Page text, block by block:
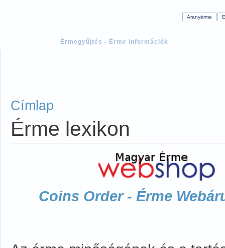
Érmegyűjtés - Érme információk
Aranyérme
Címlap
Érme lexikon
Coins Order - Érme